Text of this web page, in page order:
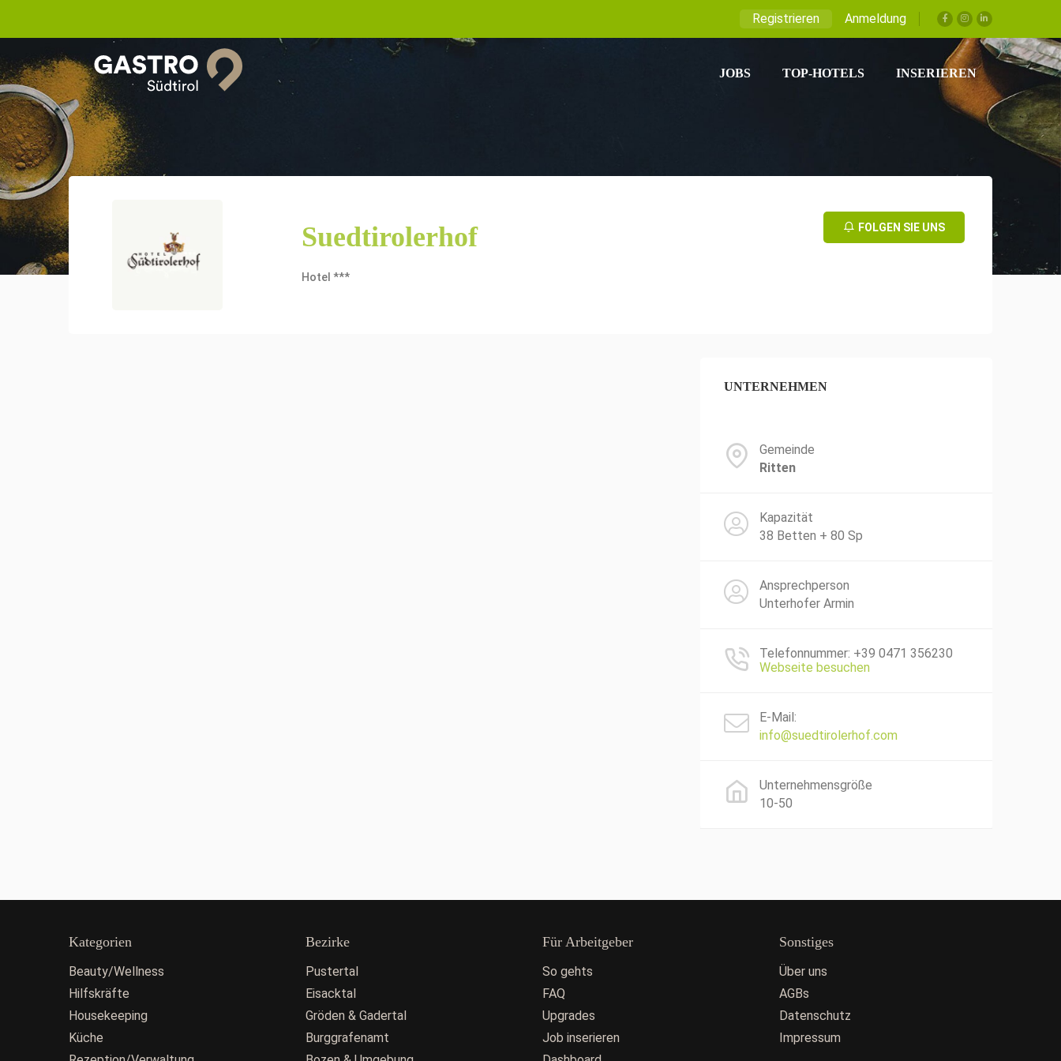
Registrieren Anmeldung
JOBS TOP-HOTELS INSERIEREN
Suedtirolerhof
Hotel ***
FOLGEN SIE UNS
UNTERNEHMEN
Gemeinde
Ritten
Kapazität
38 Betten + 80 Sp
Ansprechperson
Unterhofer Armin
Telefonnummer: +39 0471 356230
Webseite besuchen
E-Mail:
info@suedtirolerhof.com
Unternehmensgröße
10-50
Kategorien
Beauty/Wellness
Hilfskräfte
Housekeeping
Küche
Bezirke
Pustertal
Eisacktal
Gröden & Gadertal
Burggrafenamt
Für Arbeitgeber
So gehts
FAQ
Upgrades
Job inserieren
Sonstiges
Über uns
AGBs
Datenschutz
Impressum